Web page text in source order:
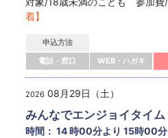
着】
申込方法
電話・窓口
WEB・ハガキ
2026 08月29日（土）
みんなでエンジョイタイム
時間： 14 時00分より 15時00